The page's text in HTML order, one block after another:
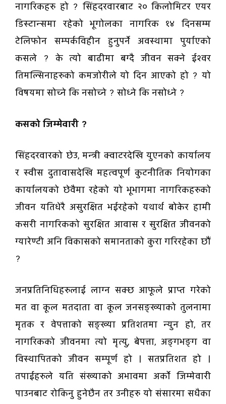
नागरिकहरु हो ? सिंहदरवारबाट २० किलोमिटर एयर
डिस्टान्समा रहेको भूगोलका नागरिक १४ दिनसम्म
टेलिफोन सम्पर्कविहीन हुनुपर्ने अवस्थामा पुर्याएको
कसले ? के त्यो बाढीमा बग्दै जीवन सक्ने ईश्वर
तिमल्सिनाहरुको कमजोरीले यो दिन आएको हो ? यो
विषयमा सोच्ने कि नसोच्ने ? सोध्ने कि नसोध्ने ?
कसको जिम्मेवारी ?
सिंहदरवारको छेउ, मन्त्री क्वाटरदेखि युएनको कार्यालय
र स्वीस दुतावासदेखि महत्वपूर्ण कुटनीतिक नियोगका
कार्यालयको छेवैमा रहेको यो भूभागमा नागरिकहरुको
जीवन यतिधेरै असुरक्षित भईरहेको यथार्थ बोकेर हामी
कसरी नागरिकको सुरक्षित आवास र सुरक्षित जीवनको
ग्यारेण्टी अनि विकासको समानताको कुरा गरिरहेका छौं
?
जनप्रतिनिधिहरुलाई लाग्न सक्छ आफूले प्राप्त गरेको
मत वा कूल मतदाता वा कूल जनसङ्ख्याको तुलनामा
मृतक र वेपत्ताको सङ्ख्या प्रतिशतमा न्युन हो, तर
नागरिकको जीवनमा त्यो मृत्यु, बेपत्ता, अङ्गभङ्ग वा
विस्थापितको जीवन सम्पूर्ण हो । सतप्रतिशत हो ।
तपाईहरुले यति संख्याको अभावमा अर्को जिम्मेवारी
पाउनबाट रोकिनु हुनेछैन तर उनीहरु यो संसारमा सधैका